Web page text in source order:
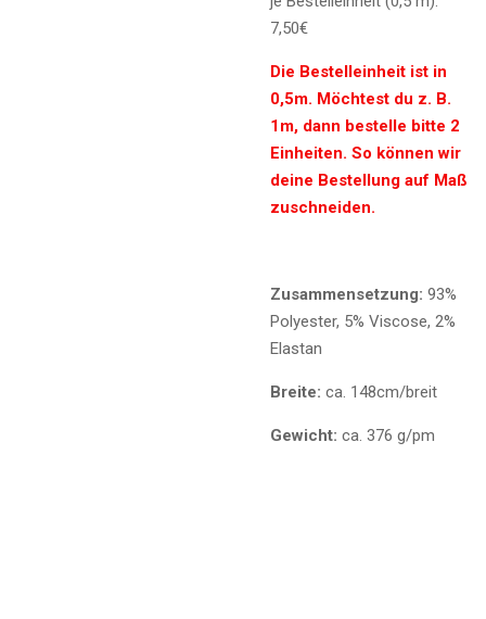
7,50€
Die Bestelleinheit ist in
0,5m. Möchtest du z. B.
1m, dann bestelle bitte 2
Einheiten. So können wir
deine Bestellung auf Maß
zuschneiden.
Zusammensetzung: 93%
Polyester, 5% Viscose, 2%
Elastan
Breite: ca. 148cm/breit
Gewicht: ca. 376 g/pm